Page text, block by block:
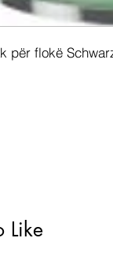
për flokë
Like